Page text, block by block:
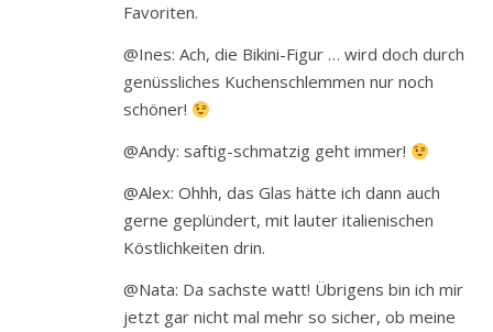
Favoriten.
@Ines: Ach, die Bikini-Figur … wird doch durch
genüssliches Kuchenschlemmen nur noch
schöner!
@Andy: saftig-schmatzig geht immer!
@Alex: Ohhh, das Glas hätte ich dann auch
gerne geplündert, mit lauter italienischen
Köstlichkeiten drin.
@Nata: Da sachste watt! Übrigens bin ich mir
jetzt gar nicht mal mehr so sicher, ob meine